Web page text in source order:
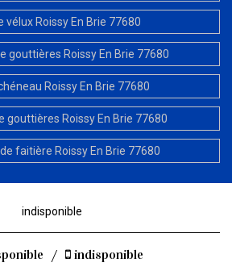
vélux Roissy En Brie 77680
gouttières Roissy En Brie 77680
Roissy En Brie 77680
gouttières Roissy En Brie 77680
faitière Roissy En Brie 77680
indisponible
/ indisponible